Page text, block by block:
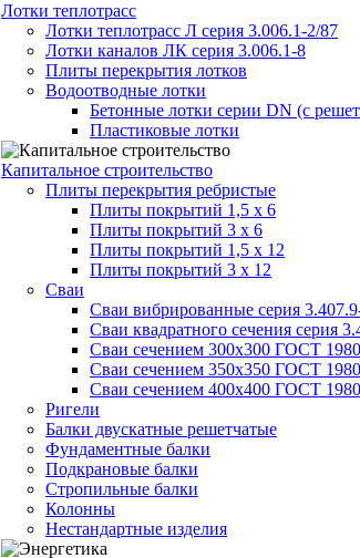
Лотки теплотрасс
Лотки теплотрасс Л серия 3.006.1-2/87
Лотки каналов ЛК серия 3.006.1-8
Плиты перекрытия лотков
Водоотводные лотки
Бетонные лотки серии DN (с
Пластиковые лотки
Капитальное строительство
Плиты перекрытия ребристые
Плиты покрытий 1,5 x 6
Плиты покрытий 3 x 6
Плиты покрытий 1,5 x 12
Плиты покрытий 3 x 12
Сваи
Сваи вибрированные серия
Сваи квадратного сечения серия
Сваи сечением 300х300 ГОСТ
Сваи сечением 350х350 ГОСТ
Сваи сечением 400х400 ГОСТ
Ригели
Балки двускатные решетчатые
Фундаментные балки
Подкрановые балки
Стропильные балки
Колонны
Нестандартные изделия